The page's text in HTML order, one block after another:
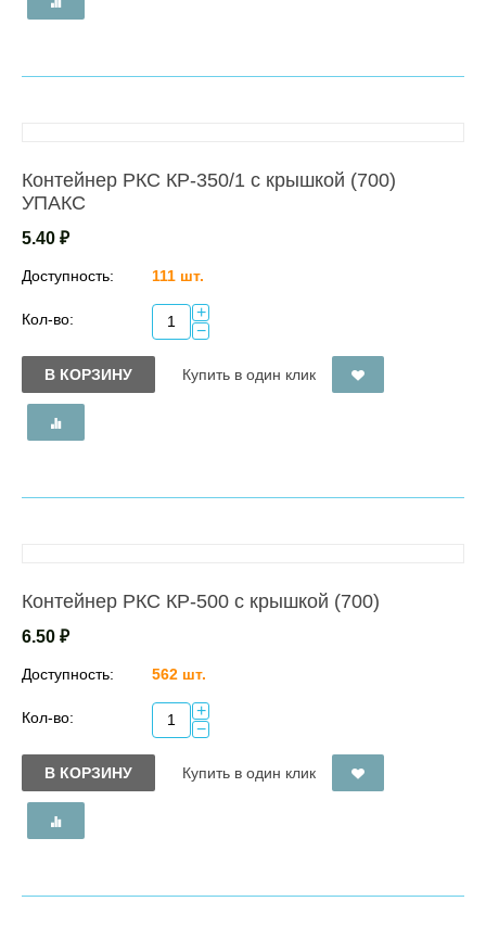
Контейнер РКС КР-350/1 с крышкой (700)
УПАКС
5.40 ₽
Доступность: 111 шт.
Кол-во:
+
−
В КОРЗИНУ Купить в один клик
Контейнер РКС КР-500 с крышкой (700)
6.50 ₽
Доступность: 562 шт.
Кол-во:
+
−
В КОРЗИНУ Купить в один клик